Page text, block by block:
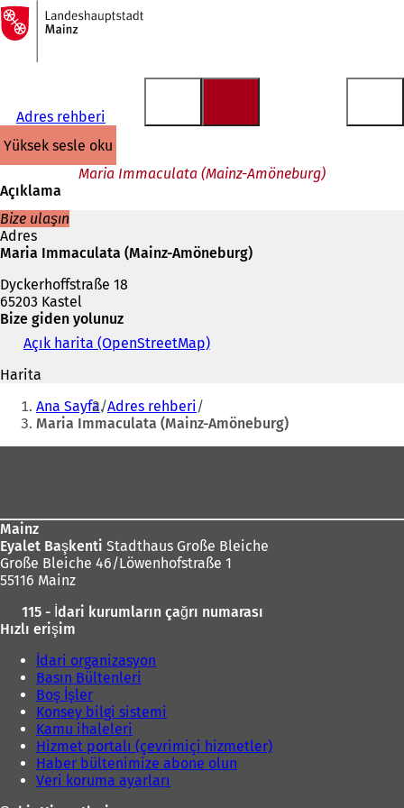
İçeriğe atla
Ana
sayfaya
Adres rehberi
yüksek sesle oku
Maria Immaculata (Mainz-Amöneburg)
Açıklama
Bize ulaşın
Adres
Maria Immaculata (Mainz-Amöneburg)
Dyckerhoffstraße 18
65203 Kastel
Bize giden yolunuz
Açık harita (OpenStreetMap)(
b
i
k
e
d
ç
Harita
Buradasınız:
Ana Sayfa Adres rehberi
Maria Immaculata (Mainz-Amöneburg)
Mainz
Eyalet Başkenti Stadthaus Große Bleiche
Große Bleiche 46/Löwenhofstraße 1
55116 Mainz
115 - İdari kurumların çağrı numarası
Hızlı erişim
İdari organizasyon
Basın Bültenleri
Boş İşler
Konsey bilgi sistemi
Kamu ihaleleri
Hizmet portalı (çevrimiçi hizmetler)
Haber bültenimize abone olun
Veri koruma ayarları